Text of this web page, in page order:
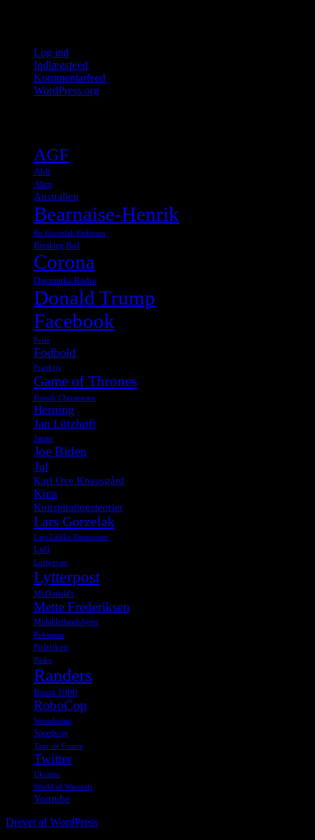
Log ind
Indlægsfeed
Kommentarfeed
WordPress.org
AGF
Aldi
Alien
Australien
Bearnaise-Henrik
Bo Gorzelak Pedersen
Breaking Bad
Corona
Danmarks Radio
Donald Trump
Facebook
Ferie
Fodbold
Frankrig
Game of Thrones
Henrik Christensen
Herning
Jan Lützhøft
Japan
Joe Biden
Jul
Karl Ove Knausgård
Kina
Konspirationsteorier
Lars Gorzelak
Lars Løkke Rasmussen
Lidl
Luftgevær
Lytterpost
McDonald's
Mette Frederiksen
Midalderlandsbyen
Pokemon
Politiken
Påske
Randers
Rema 1000
RoboCop
Sexrobotter
Speedway
Tour de France
Twitter
Ukraine
World of Warcraft
Youtube
Drevet af WordPress